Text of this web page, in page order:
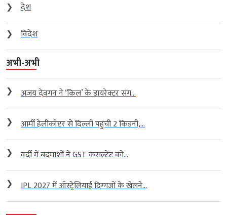
❯
देश
❯
विदेश
अभी-अभी
❯ अजय देवगन ने ‘किल’ के डायरेक्टर संग...
❯ आर्मी हेलीकॉप्टर से दिल्ली पहुंची 2 किडनी,...
❯ वर्दी में बदमाशों ने GST कंसल्टेंट को...
❯ IPL 2027 में ऑस्ट्रेलियाई दिग्गजों के खेलने...